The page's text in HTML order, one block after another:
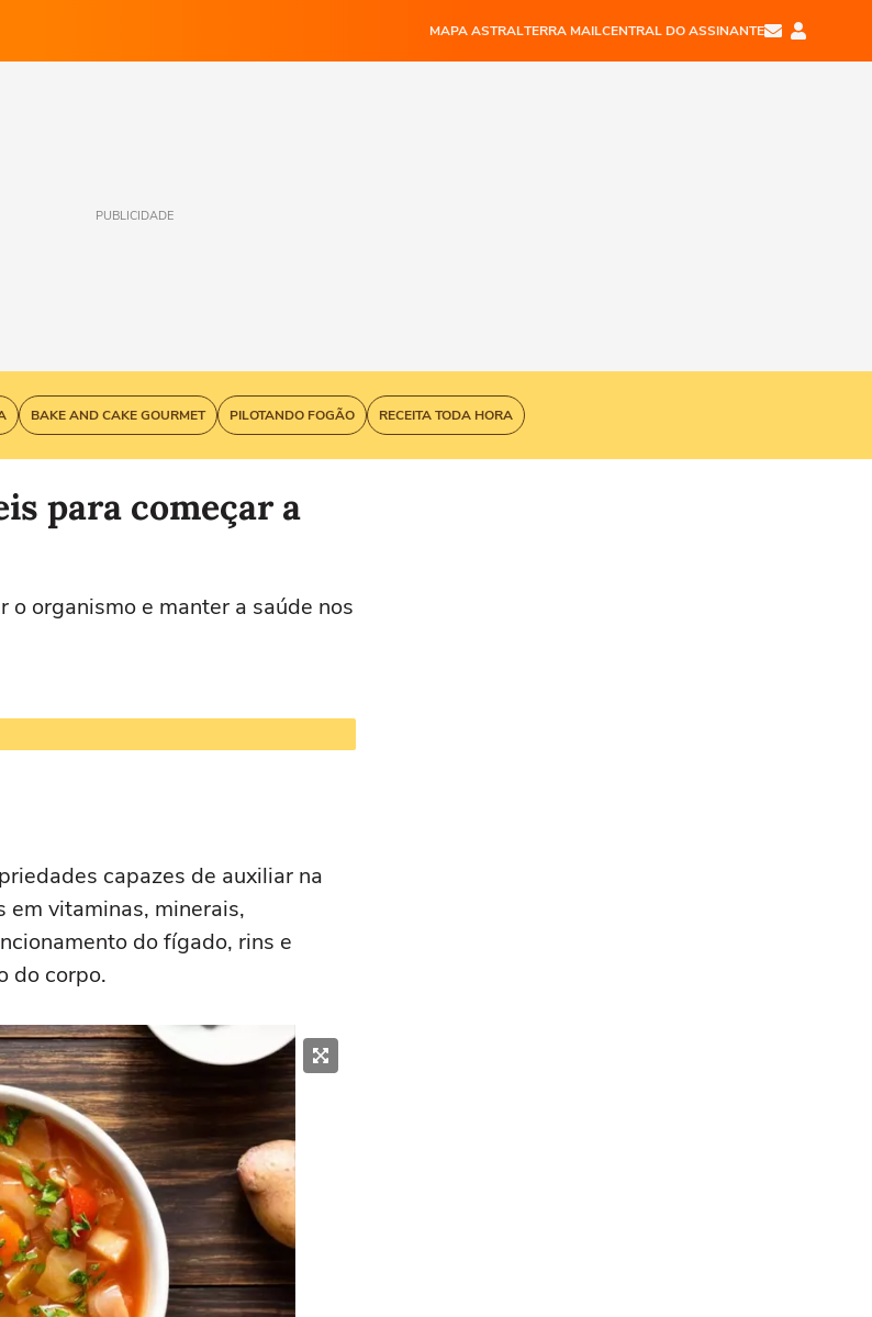
MAPA ASTRALTERRA MAILCENTRAL DO ASSINANTE
PUBLICIDADE
BAKE AND CAKE GOURMET PILOTANDO FOGÃO RECEITA TODA HORA
para começar a
organismo e manter a saúde nos
capazes de auxiliar na
em vitaminas, minerais,
do fígado, rins e
do corpo.